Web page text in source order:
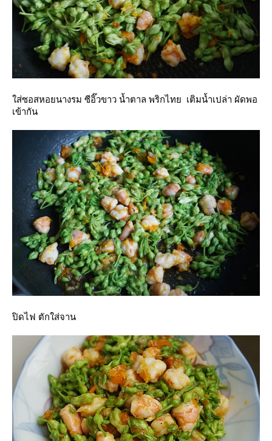
ส่ซอสหอยนางรม ซีอิ๊วขาว น้ำตาล พริกไทย เติมน้ำเปล่า ผัดพอ
เข้ากัน
ปิดไฟ ตักใส่จาน